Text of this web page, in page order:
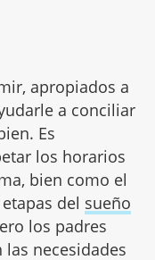
apropiados a
a conciliar
Es
los horarios
bien como el
del sueño
los padres
necesidades